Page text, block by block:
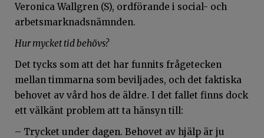
Veronica Wallgren (S), ordförande i social- och
arbetsmarknadsnämnden.
Hur mycket tid behövs?
Det tycks som att det har funnits frågetecken
mellan timmarna som beviljades, och det faktiska
behovet av vård hos de äldre. I det fallet finns dock
ett välkänt problem att ta hänsyn till:
– Trycket under dagen. Behovet av hjälp är ju